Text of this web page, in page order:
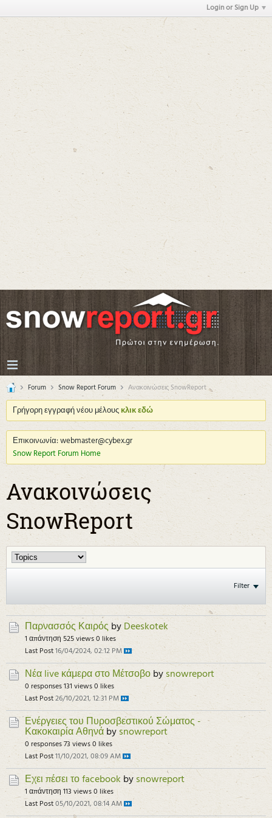
Login or Sign Up
Forum Snow Report Forum Ανακοινώσεις SnowReport
Γρήγορη εγγραφή νέου μέλουςκλικ εδώ
Επικοινωνία: webmaster@cybex.gr
Snow Report Forum Home
Ανακοινώσεις
SnowReport
Filter
Παρνασσός Καιρός by Deeskotek
1 απάντηση 525 views0 likes
Last Post16/04/2024, 02:12 PM
Νέα live κάμερα στο Μέτσοβο by snowreport
0 responses131 views0 likes
Last Post26/10/2021, 12:31 PM
Ενέργειες του Πυροσβεστικού Σώματος -
Κακοκαιρία Αθηνά by snowreport
0 responses73 views0 likes
Last Post11/10/2021, 08:09 AM
Εχει πέσει το facebook by snowreport
1 απάντηση 113 views0 likes
Last Post05/10/2021, 08:14 AM